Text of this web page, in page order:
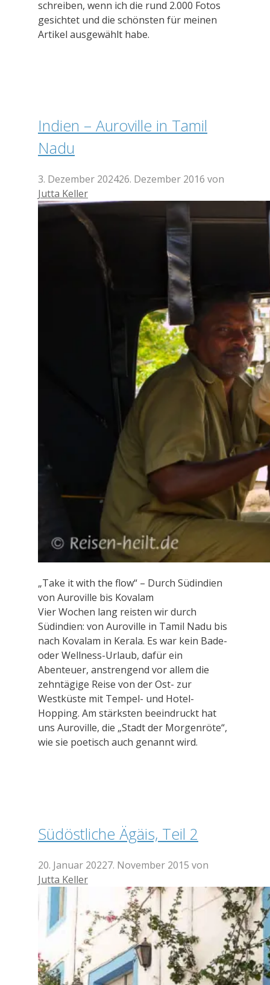
schreiben, wenn ich die rund 2.000 Fotos
gesichtet und die schönsten für meinen
Artikel ausgewählt habe.
Indien – Auroville in Tamil
Nadu
3. Dezember 202426. Dezember 2016 von
Jutta Keller
„Take it with the flow“ – Durch Südindien
von Auroville bis Kovalam
Vier Wochen lang reisten wir durch
Südindien: von Auroville in Tamil Nadu bis
nach Kovalam in Kerala. Es war kein Bade-
oder Wellness-Urlaub, dafür ein
Abenteuer, anstrengend vor allem die
zehntägige Reise von der Ost- zur
Westküste mit Tempel- und Hotel-
Hopping. Am stärksten beeindruckt hat
uns Auroville, die „Stadt der Morgenröte“,
wie sie poetisch auch genannt wird.
Südöstliche Ägäis, Teil 2
20. Januar 20227. November 2015 von
Jutta Keller